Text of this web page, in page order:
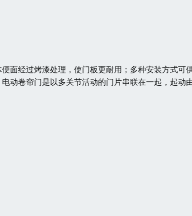
面经过烤漆处理，使门板更耐用；多种安装方式可
动卷帘门是以多关节活动的门片串联在一起，起动